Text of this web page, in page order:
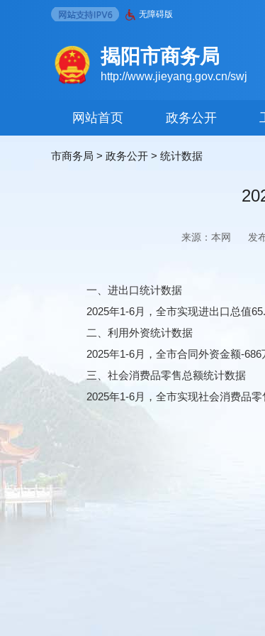
无障碍版
揭阳市商务局
http://www.jieyang.gov.cn/swj
网站首页 政务公开
市商务局 > 政务公开 > 统计数据
来源：本网 发
一、进出口统计数据
2025年1-6月，全市实现进出口总值
二、利用外资统计数据
2025年1-6月，全市合同外资金额-686
三、社会消费品零售总额统计数据
2025年1-6月，全市实现社会消费品零